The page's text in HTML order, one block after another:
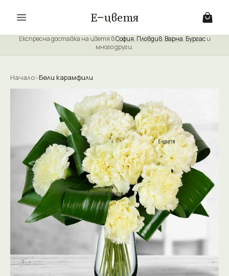
Е цветя
Експресна доставка на цветя вСофия, Пловдив, Варна, Бургаси
много други.
Начало›Бели карамфили